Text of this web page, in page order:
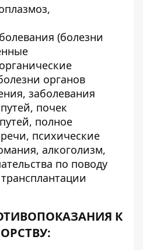
(болезни
органов
заболевания
почек
полное
речи, психические
алкоголизм,
по поводу
К